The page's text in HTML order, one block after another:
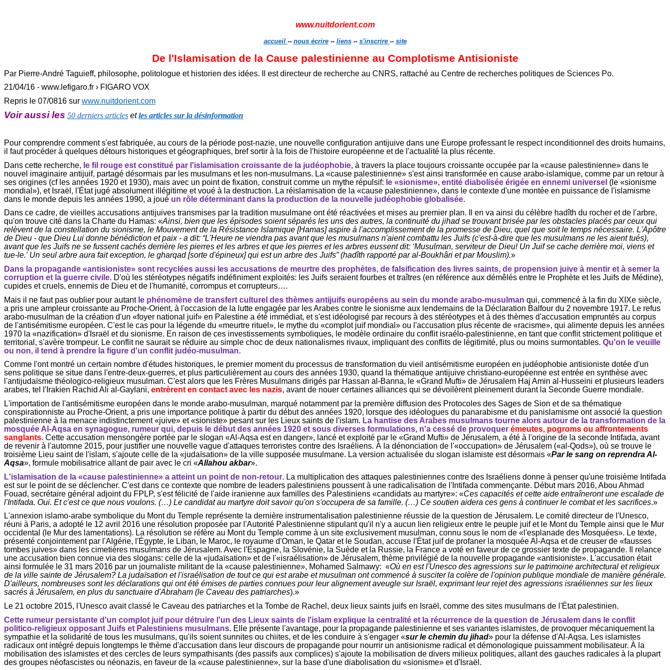
www.nuitdorient.com
accueil -- nous écrire-- liens-- s'inscrire -- site
De l'Islamisation de la Cause palestinienne au Complotisme Antisioniste
Par Pierre-André Taguieff, philosophe, politologue et historien des idées. Il est directeur de recherche au CNRS, rattaché au Centre de recherches politiques de Sciences Po.
21/04/16 - www.lefigaro.fr › FIGARO VOX
Repris le 07/0816 sur www.nuitdorient.com
Voir aussi les 50 derniers articles et les articles sur la désinformation
Pour comprendre comment s'est fabriquée, au cours de la période post-nazie, une nouvelle configuration antijuive dans une Europe professant le respect inconditionnel des droits humains,
il faut procéder à quelques détours historiques et géographiques, bref sortir à la fois de l'histoire européenne et de l'actualité la plus récente.
Dans cette recherche, le fil rouge est constitué par l'islamisation croissante de la judéophobie, à travers la place toujours croissante occupée par la «cause palestinienne» dans le
nouvel imaginaire antijuif, partagé désormais par les musulmans et les non-musulmans. La «cause palestinienne» s'est ainsi transformée en cause arabo-islamique, comme par un retour à
ses origines (cfles années 1920 et 1930), mais avec un point de fixation, construit comme un mythe répulsif: le «sionisme», entité diabolisée érigée en ennemi universel (le «sionisme
mondial»), et Israël, l'État jugé absolument illégitime et voué à la destruction. La réislamisation de la «cause palestinienne», dans le contexte d'une montée en puissance de l'islamisme
dans le monde depuis les années 1990, a joué un rôle déterminant dans la production de la nouvelle judéophobie globalisée.
Dans ce cadre, de vieilles accusations antijuives transmises par la tradition musulmane ont été réactivées et mises au premier plan. Il en va ainsi du célèbre hadîth du rocher et de l'arbre,
qu'on trouve cité dans la Charte du Hamas: «Ainsi, bien que les épisodes soient séparés les uns des autres, la continuité du jihad se trouvant brisée par les obstacles placés par ceux qui
relèvent de la constellation du sionisme, le Mouvement de la Résistance Islamique [Hamas] aspire à l'accomplissement de la promesse de Dieu, quel que soit le temps nécessaire. L'Apôtre
de Dieu - que Dieu Lui donne bénédiction et paix - a dit: “L'Heure ne viendra pas avant que les musulmans n'aient combattu les Juifs (c'est-à-dire que les musulmans ne les aient tués),
avant que les Juifs ne se fussent cachés derrière les pierres et les arbres et que les pierres et les arbres eussent dit: ‘Musulman, serviteur de Dieu! Un Juif se cache derrière moi, viens et
tue-le.' Un seul arbre aura fait exception, le gharqad[sorte d'épineux] qui est un arbre des Juifs” (hadîth rapporté par al-Boukhâri et parMouslim).»
Dans la propagande «antisioniste» sont recyclées aussi les accusations de meurtre des prophètes, de falsification des livres saints, de propension juive à mentir et à semer la
corruption et la guerre civile. D'où les stéréotypes négatifs indéfiniment exploités: les Juifs seraient fourbes et traîtres (en référence aux démêlés entre le Prophète et les Juifs de Médine),
cupides et cruels, ennemis de Dieu et de l'humanité, corrompus et corrupteurs….
Mais il ne faut pas oublier pour autant le phénomène de transfert culturel des thèmes antijuifs européens au sein du monde arabo-musulman qui, commencé à la fin du XIXe siècle,
a pris une ampleur croissante au Proche-Orient, à l'occasion de la lutte engagée par les Arabes contre le sionisme aux lendemains de la Déclaration Balfour du 2 novembre 1917. Le refus
arabo-musulman de la création d'un «foyer national juif» en Palestine a été immédiat, et s'est idéologisé par recours à des stéréotypes et à des thèmes d'accusation empruntés au corpus
de l'antisémitisme européen. C'est le cas pour la légende du «meurtre rituel», le mythe du «complot juif mondial» ou l'accusation plus récente de «racisme», qui alimente depuis les années
1970 la «nazification» d'Israël et du sionisme. En raison de ces investissements symboliques, le modèle ordinaire du conflit israélo-palestinienne, en tant que conflit strictement politique et
territorial, s'avère trompeur. Le conflit ne saurait se réduire au simple choc de deux nationalismes rivaux, impliquant des conflits de légitimité, plus ou moins surmontables. Qu'on le veuille
ou non, il tend à prendre la figure d'un conflit judéo-musulman.
Comme l'ont montré un certain nombre d'études historiques, le premier moment du processus de transformation du vieil antisémitisme européen en judéophobie antisioniste dotée d'un
sens politique se situe dans l'entre-deux-guerres, et plus particulièrement au cours des années 1930, quand la thématique antijuive christiano-européenne est entrée en synthèse avec
l'antijudaïsme théologico-religieux musulman. C'est alors que les Frères Musulmans dirigés par Hassan al-Banna, le «Grand Mufti» de Jérusalem Haj Amin al-Husseini et plusieurs leaders
arabes, tel l'Irakien Rachid Ali al-Gaylani, entrèrent en contact avec les nazis, avant de nouer certaines alliances qui se dévoilèrent pleinement durant la Seconde Guerre mondiale.
L'importation de l'antisémitisme européen dans le monde arabo-musulman, marqué notamment par la première diffusion des Protocoles des Sages de Sion et de sa thématique
conspirationniste au Proche-Orient, a pris une importance politique à partir du début des années 1920, lorsque des idéologues du panarabisme et du panislamisme ont associé la question
palestinienne à la menace indistinctement «juive» et «sioniste» pesant sur les Lieux saints de l'islam. La hantise des Arabes musulmans tourne alors autour de la transformation de la
mosquée Al-Aqsa en synagogue, rumeur qui, depuis le début des années 1920 et sous diverses formulations, n'a cessé de provoquer émeutes, pogroms ou affrontements
sanglants. Cette accusation mensongère portée par le slogan «Al-Aqsa est en danger», lancé et exploité par le «Grand Mufti» de Jérusalem, a été à l'origine de la seconde Intifada, avant
de revenir à l'automne 2015, pour justifier une nouvelle vague d'attaques terroristes contre des Israéliens. À la dénonciation de l'«occupation» de Jérusalem («al-Qods»), où se trouve le
troisième Lieu saint de l'islam, s'ajoute celle de la «judaïsation» de la ville supposée musulmane. La version actualisée du slogan islamiste est désormais «Par le sang on reprendra Al-
Aqsa», formule mobilisatrice allant de pair avec le cri «Allahou akbar».
L'islamisation de la «cause palestinienne» a atteint un point de non-retour. La multiplication des attaques palestiniennes contre des Israéliens donne à penser qu'une troisième Intifada
est sur le point de se déclencher. C'est dans ce contexte que nombre de leaders palestiniens poussent à une radicalisation de l'Intifada commençante. Début mars 2016, Abou Ahmad
Fouad, secrétaire général adjoint du FPLP, s'est félicité de l'aide iranienne aux familles des Palestiniens «candidats au martyre»: «Ces capacités et cette aide entraîneront une escalade de
l'Intifada. Oui. Et c'est ce que nous voulons. (…) Le candidat au martyre doit savoir qu'on s'occupera de sa famille. (…) Ce soutien aidera ces gens à continuer le combat et les sacrifices.»
L'annexion islamo-arabe symbolique du Mont du Temple représente la dernière instrumentalisation palestinienne réussie de la question de Jérusalem. Le comité directeur de l'Unesco,
réuni à Paris, a adopté le 12 avril 2016 une résolution proposée par l'Autorité Palestinienne stipulant qu'il n'y a aucun lien religieux entre le peuple juif et le Mont du Temple ainsi que le Mur
occidental (le Mur des lamentations). La résolution se réfère au Mont du Temple comme à un site exclusivement musulman, connu sous le nom de «l'esplanade des Mosquées». Le texte,
présenté conjointement par l'Algérie, l'Égypte, le Liban, le Maroc, le royaume d'Oman, le Qatar et le Soudan, accuse l'État juif de profaner la mosquée Al-Aqsa et de creuser de «fausses
tombes juives» dans les cimetières musulmans de Jérusalem. Avec l'Espagne, la Slovénie, la Suède et la Russie, la France a voté en faveur de ce grossier texte de propagande. Il relance
une accusation bien connue via des slogans: celle de la «judaïsation» et de l'«israélisation» de Jérusalem, thème privilégié de la nouvelle propagande «antisioniste». L'accusation était
ainsi formulée le 31 mars 2016 par un journaliste militant de la «cause palestinienne», Mohamed Salmawy: «Où en est l'Unesco des agressions sur le patrimoine architectural et religieux
de la ville sainte de Jérusalem? La judaïsation et l'israélisation de tout ce qui est arabe et musulman ont commencé à susciter la colère de l'opinion publique mondiale de manière générale.
D'ailleurs, nombreuses sont les déclarations qui ont été émises de parties connues pour leur alignement aveugle sur Israël, exprimant leur rejet des agressions israéliennes sur les lieux
sacrés à Jérusalem, en plus du sanctuaire d'Abraham (le Caveau des patriarches).»
Le 21 octobre 2015, l'Unesco avait classé le Caveau des patriarches et la Tombe de Rachel, deux lieux saints juifs en Israël, comme des sites musulmans de l'État palestinien.
Cette rumeur persistante d'un complot juif pour détruire l'un des Lieux saints de l'islam explique la centralité et la récurrence de la question de Jérusalem dans le conflit
politico-religieux opposant Juifs et Palestiniens musulmans. Elle présente l'avantage, pour la propagande palestinienne et ses variantes islamistes, de provoquer mécaniquement la
sympathie et la solidarité de tous les musulmans, qu'ils soient sunnites ou chiites, et de les conduire à s'engager «sur le chemin du jihad» pour la défense d'Al-Aqsa. Les islamistes
radicaux ont intégré depuis longtemps le thème d'accusation dans leur discours de propagande pour nourrir un antisionisme radical et démonologique puissamment mobilisateur. À la
mobilisation des islamistes et des cercles de leurs sympathisants (des passifs aux complices) s'ajoute la mobilisation de divers milieux politiques, allant des gauches radicales à la plupart
des groupes néofascistes ou néonazis, en faveur de la «cause palestinienne», sur la base d'une diabolisation du «sionisme» et d'Israël.